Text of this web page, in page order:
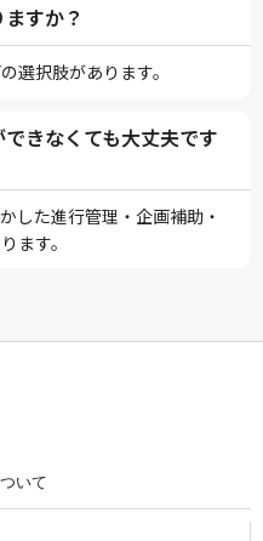
すか？
選択肢があります。
きなくても大丈夫です
した進行管理・企画補助・
ます。
いて